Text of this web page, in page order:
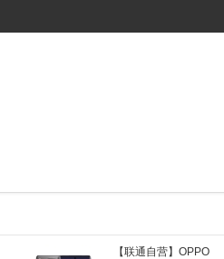
【联通自营】OPPO